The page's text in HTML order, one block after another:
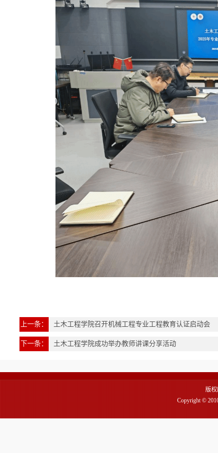
上一条： 土木工程学院召开机械工程专业工程教育认证启动会
下一条： 土木工程学院成功举办教师讲课分享活动
版
Copyright ©